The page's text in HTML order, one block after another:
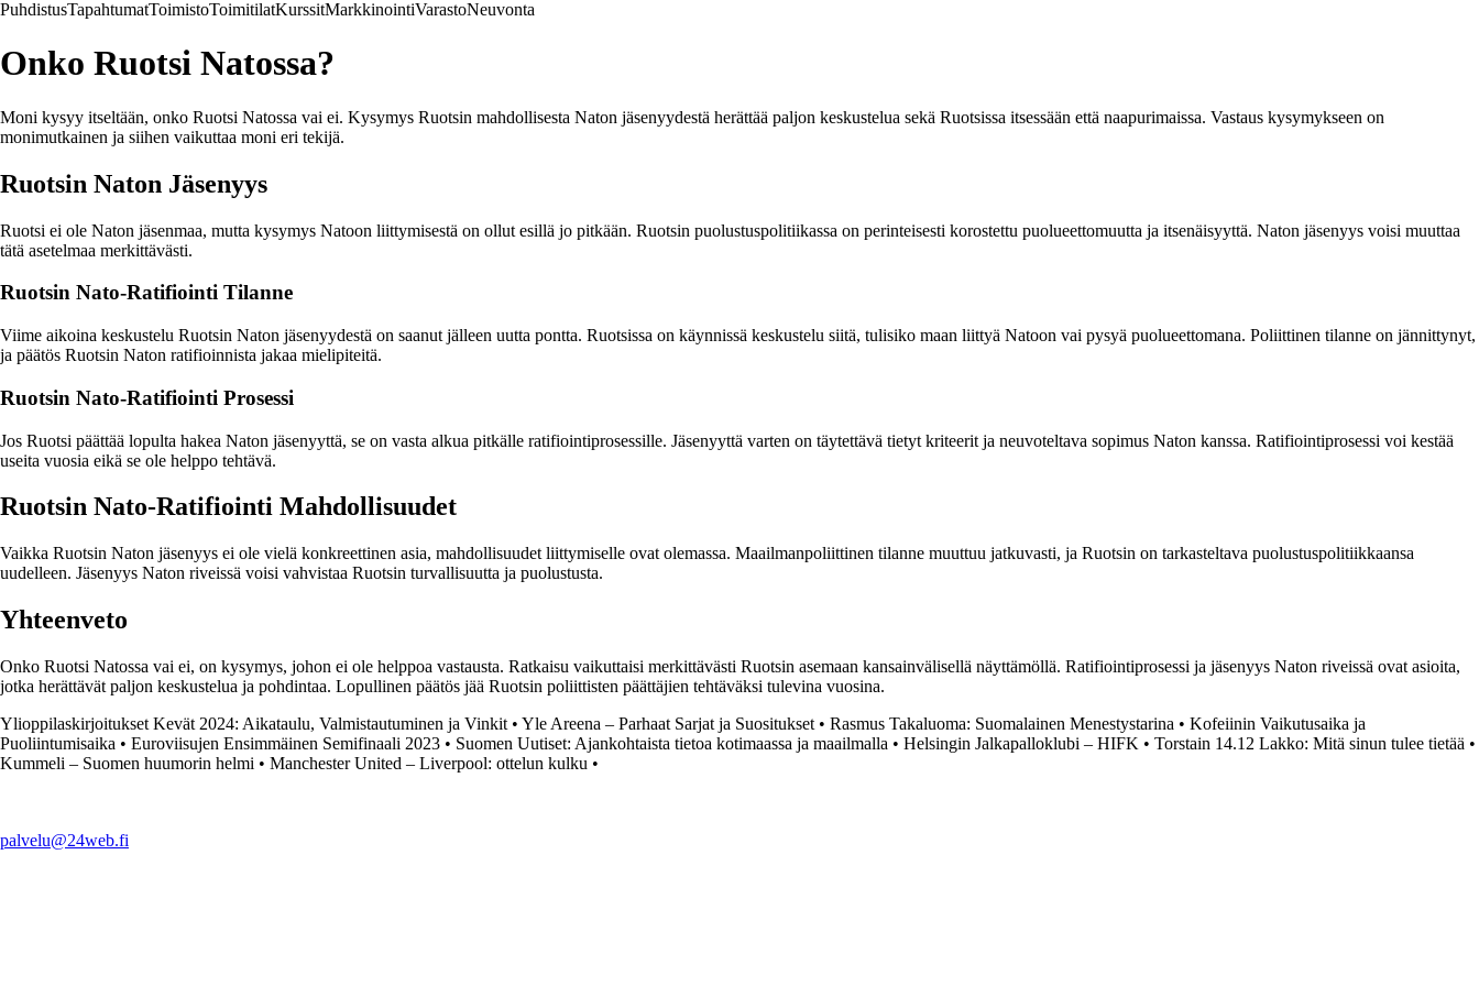
PuhdistusTapahtumatToimistoToimitilatKurssitMarkkinointiVarastoNeuvonta
Onko Ruotsi Natossa?
Moni kysyy itseltään, onko Ruotsi Natossa vai ei. Kysymys Ruotsin mahdollisesta Naton jäsenyydestä herättää paljon keskustelua sekä Ruotsissa itsessään että naapurimaissa. Vastaus kysymykseen on
monimutkainen ja siihen vaikuttaa moni eri tekijä.
Ruotsin Naton Jäsenyys
Ruotsi ei ole Naton jäsenmaa, mutta kysymys Natoon liittymisestä on ollut esillä jo pitkään. Ruotsin puolustuspolitiikassa on perinteisesti korostettu puolueettomuutta ja itsenäisyyttä. Naton jäsenyys voisi muuttaa
tätä asetelmaa merkittävästi.
Ruotsin Nato-Ratifiointi Tilanne
Viime aikoina keskustelu Ruotsin Naton jäsenyydestä on saanut jälleen uutta pontta. Ruotsissa on käynnissä keskustelu siitä, tulisiko maan liittyä Natoon vai pysyä puolueettomana. Poliittinen tilanne on jännittynyt,
ja päätös Ruotsin Naton ratifioinnista jakaa mielipiteitä.
Ruotsin Nato-Ratifiointi Prosessi
Jos Ruotsi päättää lopulta hakea Naton jäsenyyttä, se on vasta alkua pitkälle ratifiointiprosessille. Jäsenyyttä varten on täytettävä tietyt kriteerit ja neuvoteltava sopimus Naton kanssa. Ratifiointiprosessi voi kestää
useita vuosia eikä se ole helppo tehtävä.
Ruotsin Nato-Ratifiointi Mahdollisuudet
Vaikka Ruotsin Naton jäsenyys ei ole vielä konkreettinen asia, mahdollisuudet liittymiselle ovat olemassa. Maailmanpoliittinen tilanne muuttuu jatkuvasti, ja Ruotsin on tarkasteltava puolustuspolitiikkaansa
uudelleen. Jäsenyys Naton riveissä voisi vahvistaa Ruotsin turvallisuutta ja puolustusta.
Yhteenveto
Onko Ruotsi Natossa vai ei, on kysymys, johon ei ole helppoa vastausta. Ratkaisu vaikuttaisi merkittävästi Ruotsin asemaan kansainvälisellä näyttämöllä. Ratifiointiprosessi ja jäsenyys Naton riveissä ovat asioita,
jotka herättävät paljon keskustelua ja pohdintaa. Lopullinen päätös jää Ruotsin poliittisten päättäjien tehtäväksi tulevina vuosina.
Ylioppilaskirjoitukset Kevät 2024: Aikataulu, Valmistautuminen ja Vinkit • Yle Areena – Parhaat Sarjat ja Suositukset • Rasmus Takaluoma: Suomalainen Menestystarina • Kofeiinin Vaikutusaika ja
Puoliintumisaika • Euroviisujen Ensimmäinen Semifinaali 2023 • Suomen Uutiset: Ajankohtaista tietoa kotimaassa ja maailmalla • Helsingin Jalkapalloklubi – HIFK • Torstain 14.12 Lakko: Mitä sinun tulee tietää •
Kummeli – Suomen huumorin helmi • Manchester United – Liverpool: ottelun kulku •
palvelu@24web.fi